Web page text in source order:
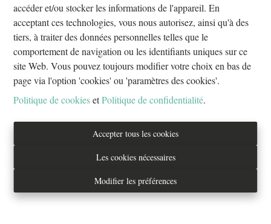
accéder et/ou stocker les informations de l'appareil. En
acceptant ces technologies, vous nous autorisez, ainsi qu'à des
tiers, à traiter des données personnelles telles que le
comportement de navigation ou les identifiants uniques sur ce
site Web. Vous pouvez toujours modifier votre choix en bas de
page via l'option 'cookies' ou 'paramètres des cookies'.
Politique de cookiesetPolitique de confidentialité.
Accepter tous les cookies
Les cookies nécessaires
Modifier les préférences
À Vendre À Louer
Tél. : 02/733.70.70
Real estate